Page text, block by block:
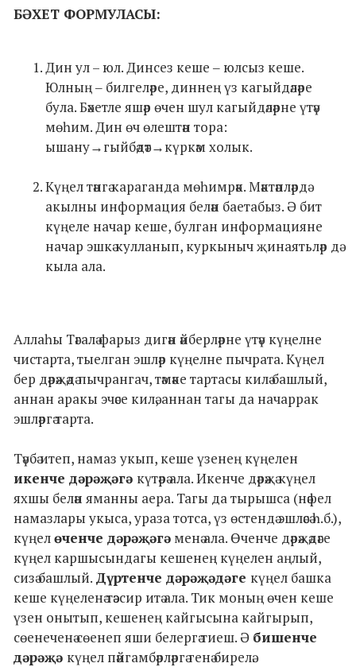
БӘХЕТ ФОРМУЛАСЫ:
Дин ул – юл. Динсез кеше ‒ юлсыз кеше.
Юлның ‒ билгеләре, диннең үз кагыйдәләре
була. Бәхетле яшәр өчен шул кагыйдәләрне үтәү
мөһим. Дин өч өлештән тора:
ышану→гыйбәдәт→күркәм холык.
Күңел тәнгә караганда мөһимрәк. Мәктәпләрдә
акылны информация белән баетабыз. Ә бит
күңеле начар кеше, булган информацияне
начар эшкә кулланып, куркыныч җинаятьләр дә
кыла ала.
Аллаһы Тәгалә фарыз дигән әйберләрне үтәү күңелне
чистарта, тыелган эшләр күңелне пычрата. Күңел
бер дәрәҗәдә пычрангач, тәмәке тартасы килә башлый,
аннан аракы эчәсе килә, аннан тагы да начаррак
эшләргә тарта.
Тәүбә итеп, намаз укып, кеше үзенең күңелен
икенче дәрәҗәгә күтәрә ала. Икенче дәрәҗә күңел
яхшы белән яманны аера. Тагы да тырышса (нәфел
намазлары укыса, ураза тотса, үз өстендә эшләсә һ.б.),
күңелөченче дәрәҗәгә менә ала. Өченче дәрәҗәдәге
күңел каршысындагы кешенең күңелен аңлый,
сизә башлый. Дүртенче дәрәҗәдәге күңел башка
кеше күңеленә тәэсир итә ала. Тик моның өчен кеше
үзен онытып, кешенең кайгысына кайгырып,
сөенеченә сөенеп яши белергә тиеш. Ә бишенче
дәрәҗә күңел пәйгамбәрләргә генә бирелә.